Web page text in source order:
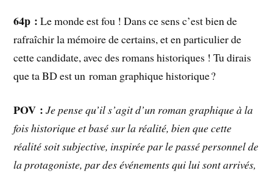
64p : Le monde est fou ! Dans ce sens c’est bien de
rafraîchir la mémoire de certains, et en particulier de
cette candidate, avec des romans historiques ! Tu dirais
que ta BD est un roman graphique historique ?
POV : Je pense qu’il s’agit d’un roman graphique à la
fois historique et basé sur la réalité, bien que cette
réalité soit subjective, inspirée par le passé personnel de
la protagoniste, par des événements qui lui sont arrivés,